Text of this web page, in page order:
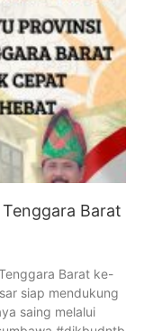
Barat
Barat ke-
siap mendukung
saing melalui